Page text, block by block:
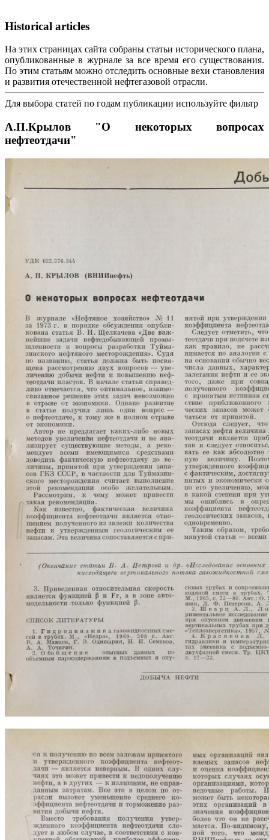
Historical articles
На этих страницах сайта собраны статьи исторического плана,
опубликованные в журнале за все время его существования.
По этим статьям можно отследить основные вехи становления
и развития отечественной нефтегазовой отрасли.
Для выбора статей по годам публикации используйте фильтр
А.П.Крылов "О некоторых вопросах
нефтеотдачи"